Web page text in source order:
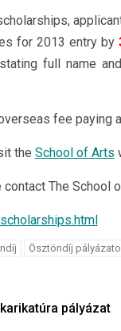
for 2013 entry by
full name
fee paying
the School of Arts
The School
Ösztöndíj
pályázat